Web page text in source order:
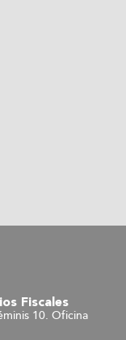
Fiscales
10. Oficina